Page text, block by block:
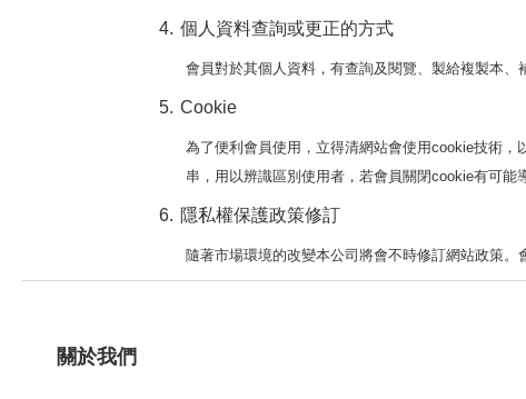
4. 個人資料查詢或更正的方式
會員對於其個人資料，有查詢及閱覽、製給複製本
5. Cookie
為了便利會員使用，立得清網站會使用cookie技術，
串，用以辨識區別使用者，若會員關閉cookie有可能
6. 隱私權保護政策修訂
隨著市場環境的改變本公司將會不時修訂網站政策
關於我們